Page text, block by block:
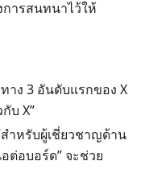
การสนทนาไว้ให้
าง 3 อันดับแรกของ X
บ X”
สำหรับผู้เชี่ยวชาญด้าน
ต่อบอร์ด” จะช่วย